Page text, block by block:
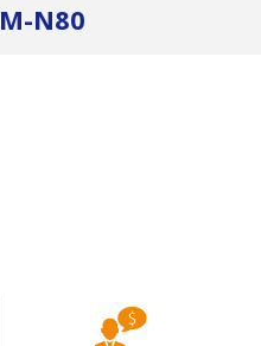
N80